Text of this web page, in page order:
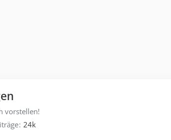
vorstellen!
24k